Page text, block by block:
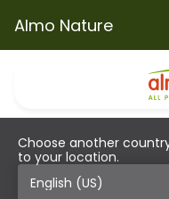
Almo Nature
Choose another
to your location.